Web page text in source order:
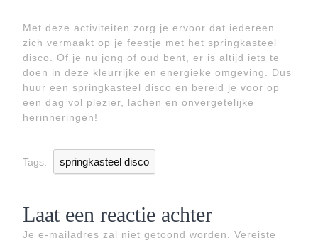
Met deze activiteiten zorg je ervoor dat iedereen
zich vermaakt op je feestje met het springkasteel
disco. Of je nu jong of oud bent, er is altijd iets te
doen in deze kleurrijke en energieke omgeving. Dus
huur een springkasteel disco en bereid je voor op
een dag vol plezier, lachen en onvergetelijke
herinneringen!
Tags: springkasteel disco
Laat een reactie achter
Je e-mailadres zal niet getoond worden.
Vereiste